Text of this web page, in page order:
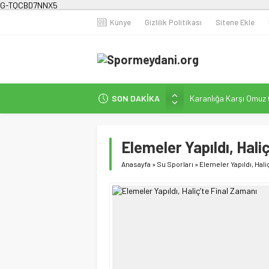
G-TQCBD7NNX5
Künye Gizlilik Politikası Sitene Ekle
SON DAKİKA
Karanlığa Karşı
Fenerbahçe Kadın
Efor Çay’dan Futbola
Elemeler Yapıldı,
Anasayfa » Su Sporları » Elemeler Yapıldı,